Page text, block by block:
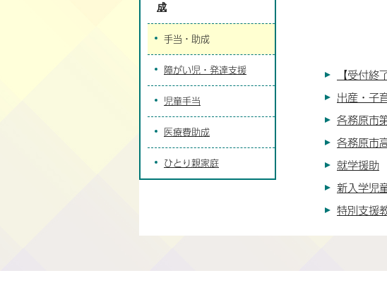
【受付
出産・子
各務原市
各務原市
就学援助
新入学児
特別支援
成
手当・助成
障がい児・発達支援
児童手当
医療費助成
ひとり親家庭